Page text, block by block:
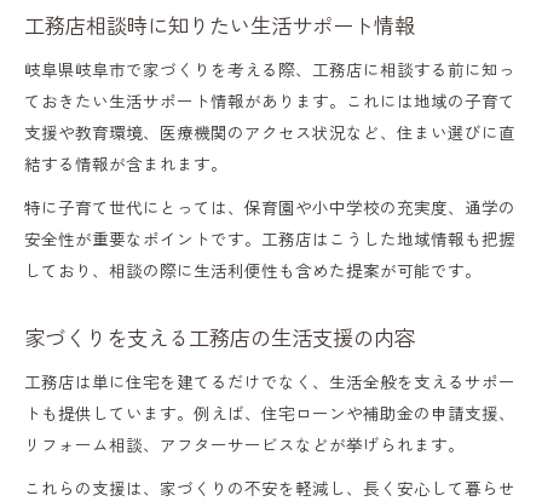
工務店相談時に知りたい生活サポート情報
岐阜県岐阜市で家づくりを考える際、工務店に相談する前に知っ
ておきたい生活サポート情報があります。これには地域の子育て
支援や教育環境、医療機関のアクセス状況など、住まい選びに直
結する情報が含まれます。
特に子育て世代にとっては、保育園や小中学校の充実度、通学の
安全性が重要なポイントです。工務店はこうした地域情報も把握
しており、相談の際に生活利便性も含めた提案が可能です。
家づくりを支える工務店の生活支援の内容
工務店は単に住宅を建てるだけでなく、生活全般を支えるサポー
トも提供しています。例えば、住宅ローンや補助金の申請支援、
リフォーム相談、アフターサービスなどが挙げられます。
これらの支援は、家づくりの不安を軽減し、長く安心して暮らせ